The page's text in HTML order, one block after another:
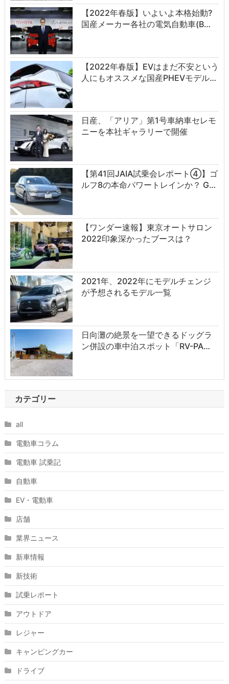
【2022年春版】いよいよ本格始動?
国産メーカー各社の電気自動車(B…
【2022年春版】EVはまだ不安という
人にもオススメな国産PHEVモデル…
日産、「アリア」第1号車納車セレモ
ニーを本社ギャラリーで開催
【第41回JAIA試乗会レポート④】ゴ
ルフ8の本命パワートレインか？ G…
【ワンダー速報】東京オートサロン
2022印象深かったブースは？
2021年、2022年にモデルチェンジ
が予想されるモデル一覧
日向灘の絶景を一望できるドッグラ
ン併設の車中泊スポット「RV-PA…
カテゴリー
all
電動車コラム
電動車 試乗記
自動車
EV・電動車
店舗
業界ニュース
新車情報
新技術
試乗レポート
アウトドア
レジャー
キャンピングカー
ドライブ